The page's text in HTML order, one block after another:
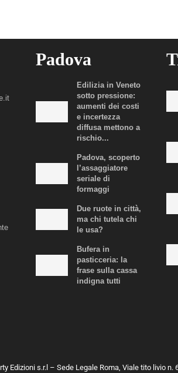
Padova
Edilizia in Veneto
sotto pressione:
aumenti dei costi
e incertezza
diffusa mettono a
rischio...
Padova, scoperto
l’assaggiatore
seriale di
formaggi
Due ruote in città,
ma chi tutela chi
le usa?
Bufera in
pasticceria: la
frase sulla cassa
indigna tutti
Edizioni s.r.l – Sede Legale Roma, Viale tito livio